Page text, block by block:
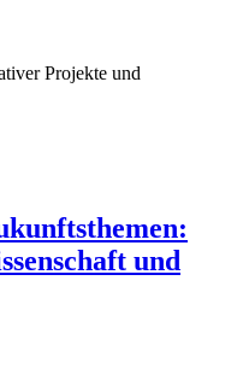
Projekte und
und